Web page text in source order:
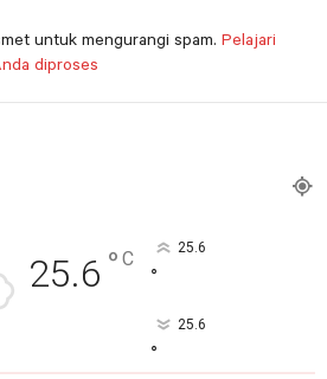
untuk mengurangi spam. Pelajari
diproses
25.6 ° C 25.6
°
25.6
°